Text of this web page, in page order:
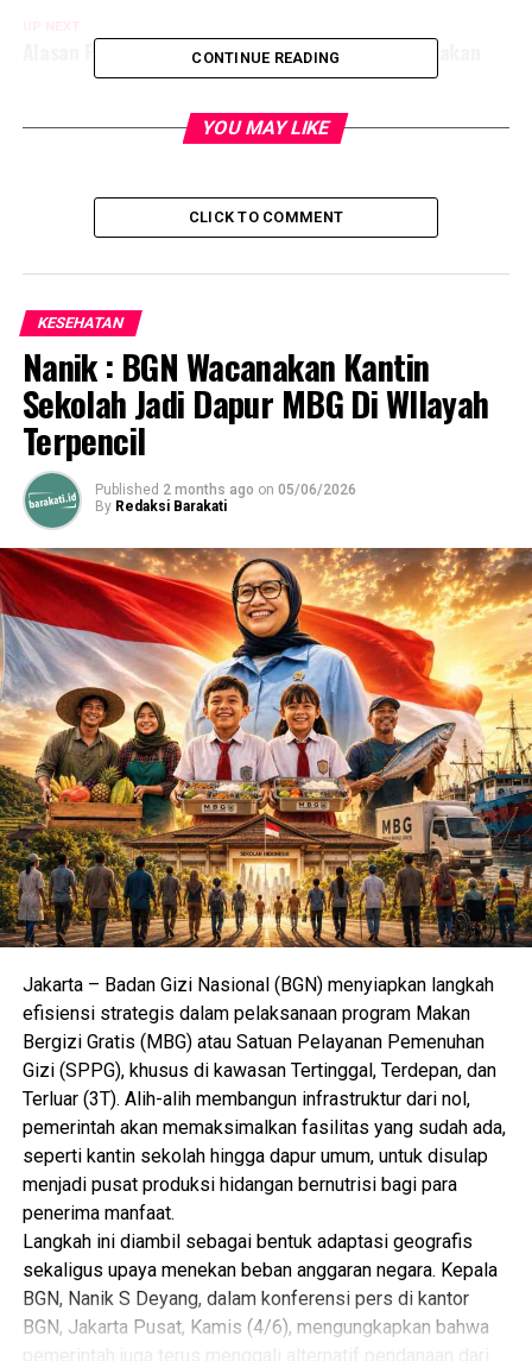
Alasan Perut Terus Merasa Lapar Meski Sudah Makan
CONTINUE READING
YOU MAY LIKE
CLICK TO COMMENT
KESEHATAN
Nanik : BGN Wacanakan Kantin
Sekolah Jadi Dapur MBG Di WIlayah
Terpencil
Published 2 months ago on 05/06/2026
By Redaksi Barakati
Jakarta – Badan Gizi Nasional (BGN) menyiapkan langkah
efisiensi strategis dalam pelaksanaan program Makan
Bergizi Gratis (MBG) atau Satuan Pelayanan Pemenuhan
Gizi (SPPG), khusus di kawasan Tertinggal, Terdepan, dan
Terluar (3T). Alih-alih membangun infrastruktur dari nol,
pemerintah akan memaksimalkan fasilitas yang sudah ada,
seperti kantin sekolah hingga dapur umum, untuk disulap
menjadi pusat produksi hidangan bernutrisi bagi para
penerima manfaat.
Langkah ini diambil sebagai bentuk adaptasi geografis
sekaligus upaya menekan beban anggaran negara. Kepala
BGN, Nanik S Deyang, dalam konferensi pers di kantor
BGN, Jakarta Pusat, Kamis (4/6), mengungkapkan bahwa